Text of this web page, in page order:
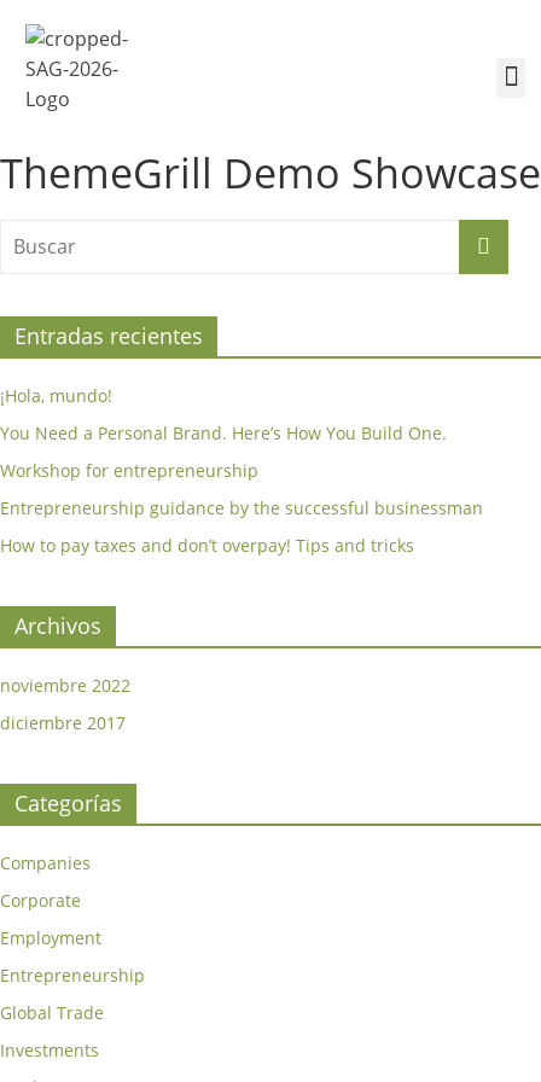
ThemeGrill Demo Showcase
Entradas recientes
¡Hola, mundo!
You Need a Personal Brand. Here’s How You Build One.
Workshop for entrepreneurship
Entrepreneurship guidance by the successful businessman
How to pay taxes and don’t overpay! Tips and tricks
Archivos
noviembre 2022
diciembre 2017
Categorías
Companies
Corporate
Employment
Entrepreneurship
Global Trade
Investments